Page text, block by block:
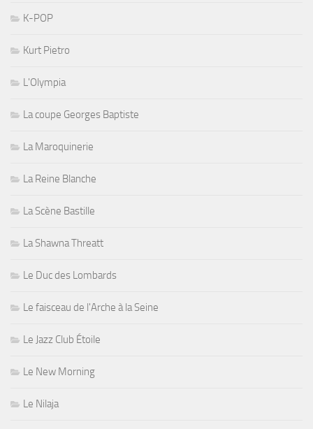
K-POP
Kurt Pietro
L'Olympia
La coupe Georges Baptiste
La Maroquinerie
La Reine Blanche
La Scène Bastille
La Shawna Threatt
Le Duc des Lombards
Le faisceau de l'Arche à la Seine
Le Jazz Club Étoile
Le New Morning
Le Nilaja